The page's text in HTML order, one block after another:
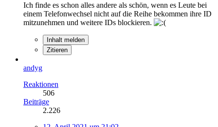
Ich finde es schon alles andere als schön, wenn es Leute bei
einem Telefonwechsel nicht auf die Reihe bekommen ihre ID
mitzunehmen und weitere IDs blockieren.
Inhalt melden
Zitieren
andyg
Reaktionen
506
Beiträge
2.226